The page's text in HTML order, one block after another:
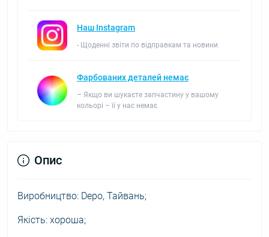
Наш Instagram
- Щоденні звіти по відправкам та новини
Фарбованих деталей немає
– Якщо ви шукаєте запчастину у вашому
кольорі – її у нас немає
Опис
Виробництво: Depo, Тайвань;
Якість: хороша;